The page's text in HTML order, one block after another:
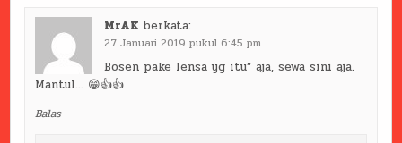
MrAK berkata:
27 Januari 2019 pukul 6:45 pm
Bosen pake lensa yg itu” aja, sewa sini aja.
Mantul… 😁👍👍
Balas